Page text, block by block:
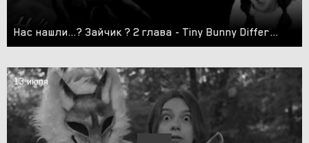
Нас нашли...? Зайчик ? 2 глава - Tiny Bunny Different Story #4
13 июля